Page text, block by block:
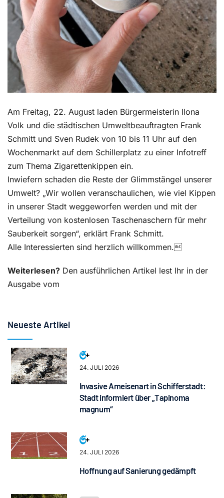
Am Freitag, 22. August laden Bürgermeisterin Ilona
Volk und die städtischen Umweltbeauftragten Frank
Schmitt und Sven Rudek von 10 bis 11 Uhr auf den
Wochenmarkt auf dem Schillerplatz zu einer Infotreff
zum Thema Zigarettenkippen ein.
Inwiefern schaden die Reste der Glimmstängel unserer
Umwelt? „Wir wollen veranschaulichen, wie viel Kippen
in unserer Stadt weggeworfen werden und mit der
Verteilung von kostenlosen Taschenaschern für mehr
Sauberkeit sorgen“, erklärt Frank Schmitt.
Alle Interessierten sind herzlich willkommen.
Weiterlesen? Den ausführlichen Artikel lest Ihr in der
Ausgabe vom
Neueste Artikel
24. JULI 2026
Invasive Ameisenart in Schifferstadt:
Stadt informiert über „Tapinoma
magnum“
24. JULI 2026
Hoffnung auf Sanierung gedämpft